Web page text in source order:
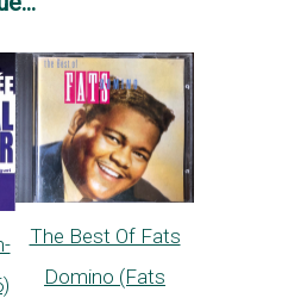
The Best Of Fats
Domino (Fats